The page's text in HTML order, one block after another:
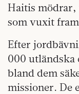
Haitis mödrar,
som vuxit
Efter
000 utländska
bland dem
missioner. De